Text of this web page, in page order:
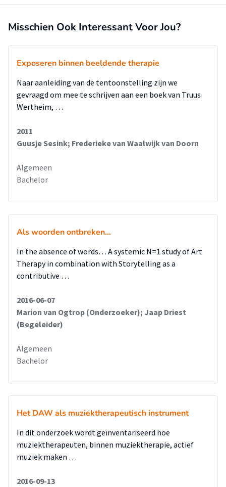
Misschien Ook Interessant Voor Jou?
Exposeren binnen beeldende therapie
Naar aanleiding van de tentoonstelling zijn we
gevraagd om mee te schrijven aan een boek van Truus
Wertheim, …
2011
Guusje Sesink; Frederieke van Waalwijk van Doorn
Algemeen
Bachelor
Als woorden ontbreken...
In the absence of words… A systemic N=1 study of Art
Therapy in combination with Storytelling as a
contributive …
2016-06-07
Marion van Ogtrop (Onderzoeker); Jaap Driest
(Begeleider)
Algemeen
Bachelor
Het DAW als muziektherapeutisch instrument
In dit onderzoek wordt geïnventariseerd hoe
muziektherapeuten, binnen muziektherapie, actief
muziek maken …
2016-09-13